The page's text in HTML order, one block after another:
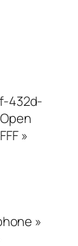
432d-
»
»